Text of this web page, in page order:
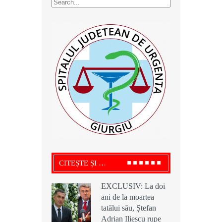
CITEȘTE ȘI …
EXCLUSIV: La doi
ani de la moartea
tatălui său, Ștefan
Adrian Iliescu rupe
EXCLUSIV: La doi
ani de la moartea
tatălui său, Ștefan
Adrian Iliescu rupe
EXCLUSIV: La doi
ani de la moartea
tatălui său, Ștefan
Adrian Iliescu rupe